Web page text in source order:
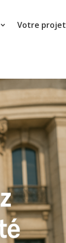
Votre projet